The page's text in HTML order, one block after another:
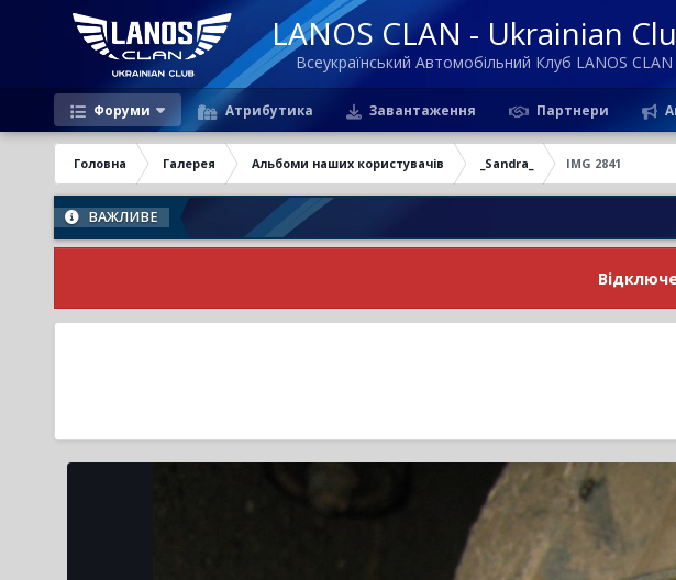
LANOS CLAN - Ukrainian
Всеукраїнський Автомобільний Клуб LANOS CLAN
Форуми Атрибутика Завантаження Партнери
Головна Галерея Альбоми наших користувачів _Sandra_ IMG 2841
ВАЖЛИВЕ